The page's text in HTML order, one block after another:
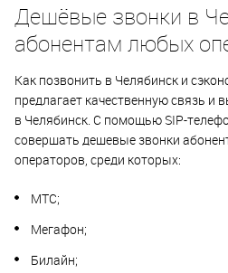
Дешёвые звонки в
абонентам любых
Как позвонить в Челябинск и
предлагает качественную связь
в Челябинск. С помощью SIP-
совершать дешевые звонки
операторов, среди которых:
МТС;
Мегафон;
Билайн;